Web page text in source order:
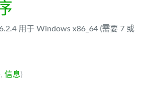
用于 Windows x86_64 (需要 7 或
, 信息)